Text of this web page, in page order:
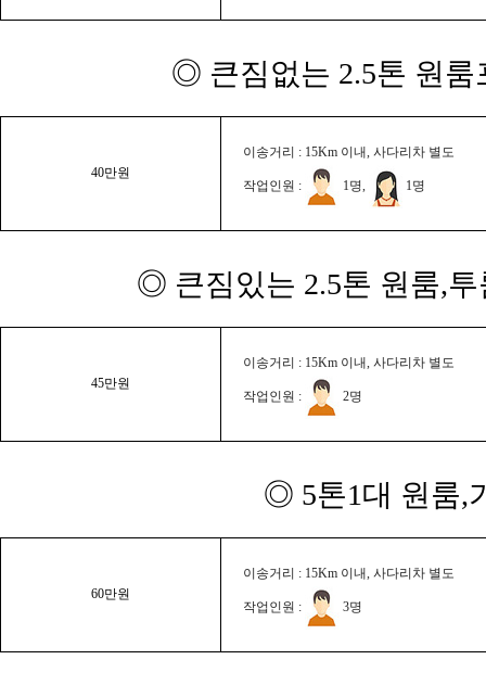
◎ 큰짐없는 2.5톤 원룸
40만원
이송거리 : 15Km 이내, 사다리차 별도
작업인원 : 1명, 1명
◎ 큰짐있는 2.5톤 원룸,
45만원
이송거리 : 15Km 이내, 사다리차 별도
작업인원 : 2명
◎ 5톤1대 원룸,
60만원
이송거리 : 15Km 이내, 사다리차 별도
작업인원 : 3명